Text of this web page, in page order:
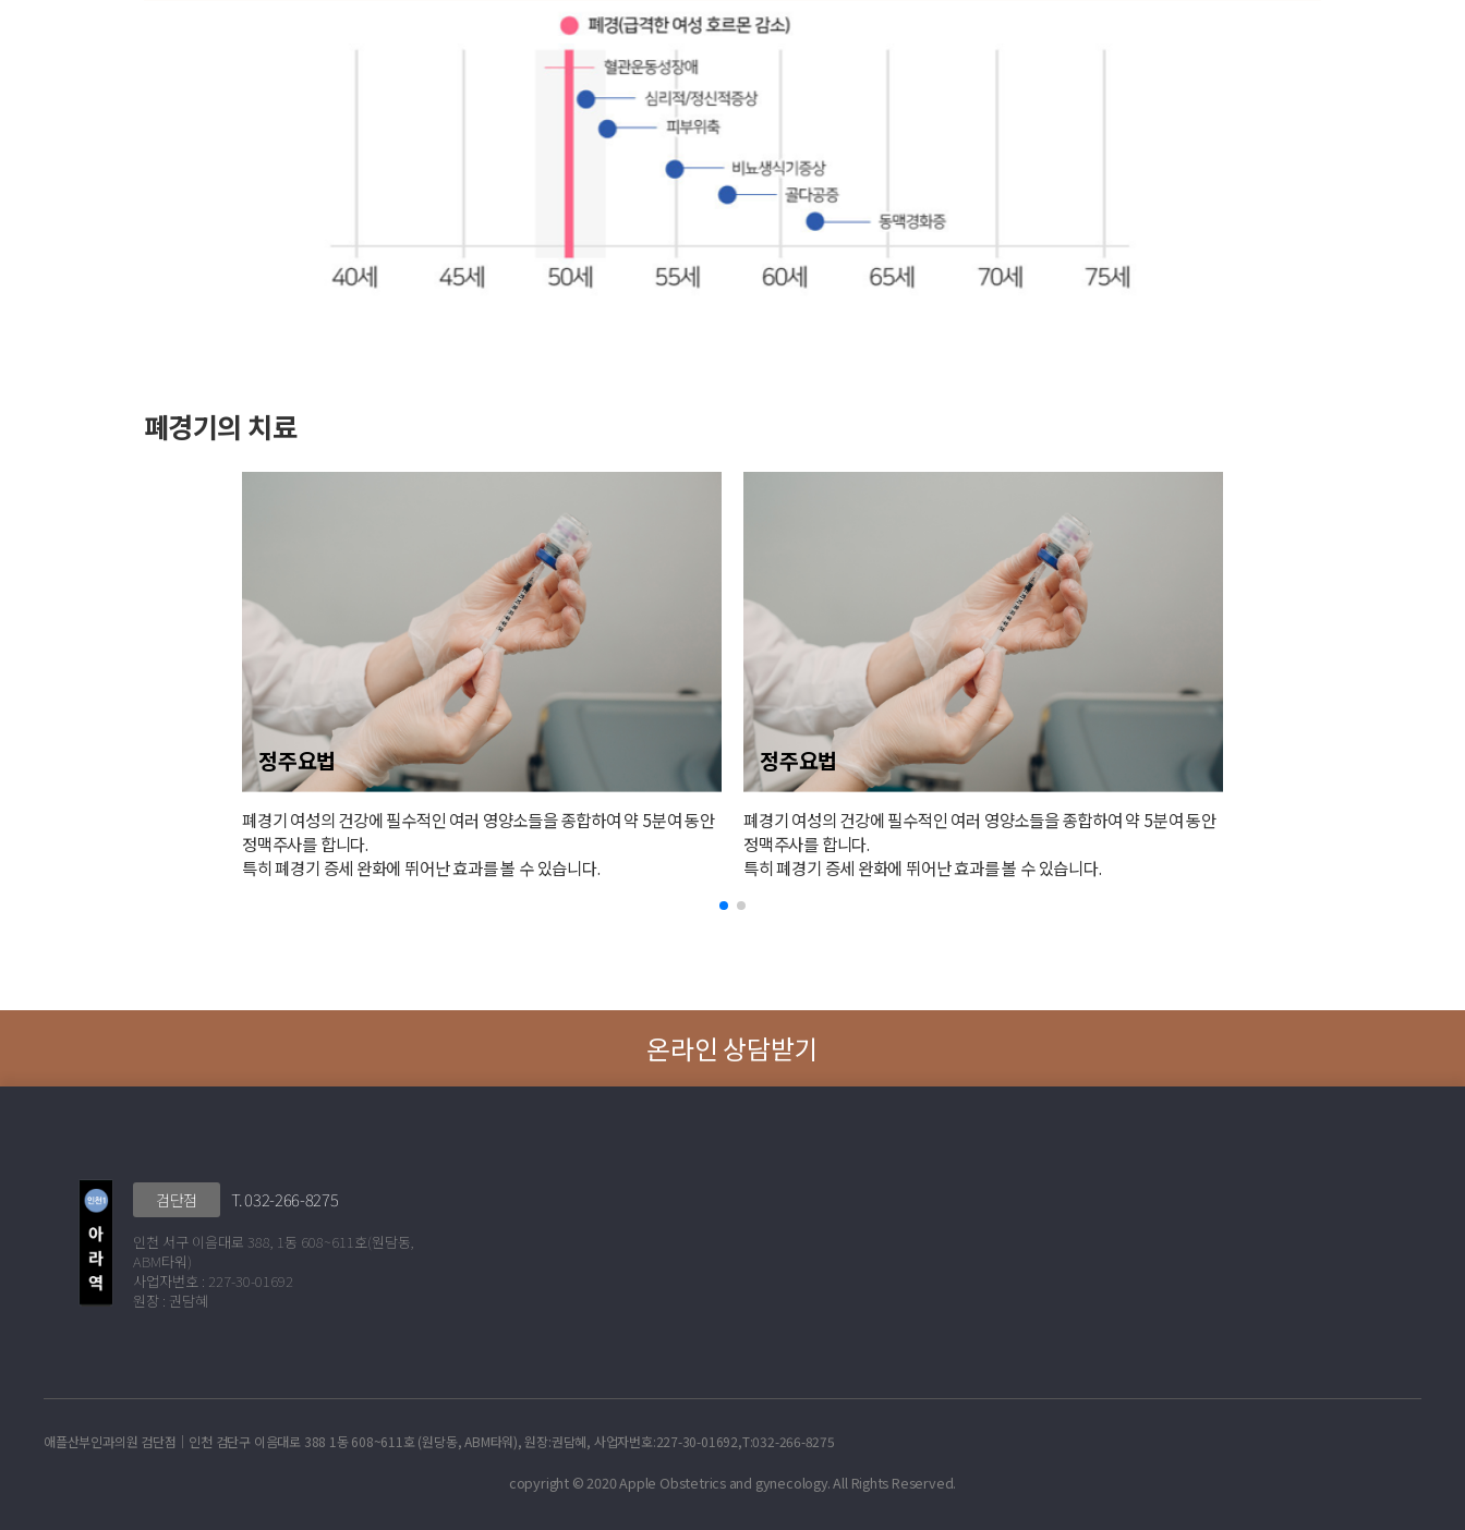
폐경기의 치료
정주요법
폐경기 여성의 건강에 필수적인 여러 영양소들을 종합하여 약 5분여 동안
정맥주사를 합니다.
특히 폐경기 증세 완화에 뛰어난 효과를 볼 수 있습니다.
정주요법
폐경기 여성의 건강에 필수적인 여러 영양소들을 종합하여 약 5분여 동안
정맥주사를 합니다.
특히 폐경기 증세 완화에 뛰어난 효과를 볼 수 있습니다.
온라인 상담받기
검단점 T. 032-266-8275
인천 서구 이음대로 388, 1동 608~611호(원담동,
ABM타워)
사업자번호 : 227-30-01692
원장 : 권담혜
애플산부인과의원 검단점│인천 검단구 이음대로 388 1동 608~611호 (원당동, ABM타워), 원장:권담혜, 사업자번호:227-30-01692,T:032-266-8275
copyright © 2020 Apple Obstetrics and gynecology. All Rights Reserved.